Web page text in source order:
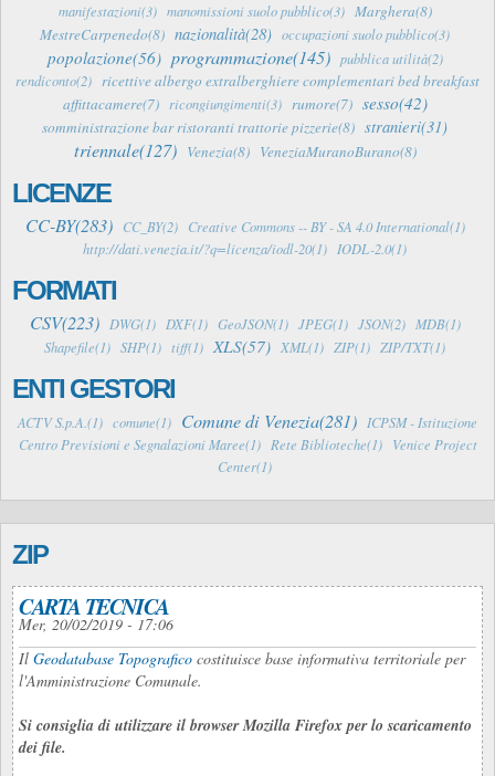
manifestazioni(3) manomissioni suolo pubblico(3) Marghera(8)
MestreCarpenedo(8) nazionalità(28) occupazioni suolo pubblico(3)
popolazione(56) programmazione(145) pubblica utilità(2)
rendiconto(2) ricettive albergo extralberghiere complementari bed breakfast
affittacamere(7)
ricongiungimenti(3) rumore(7) sesso(42)
somministrazione bar ristoranti trattorie pizzerie(8) stranieri(31)
triennale(127) Venezia(8) VeneziaMuranoBurano(8)
LICENZE
CC-BY(283) CC_BY(2)
Creative Commons -- BY - SA 4.0 International(1)
http://dati.venezia.it/?q=licenza/iodl-20(1)
IODL-2.0(1)
FORMATI
CSV(223) DWG(1) DXF(1) GeoJSON(1) JPEG(1) JSON(2)
MDB(1)
Shapefile(1) SHP(1) tiff(1) XLS(57) XML(1) ZIP(1) ZIP/TXT(1)
ENTI GESTORI
ACTV S.p.A.(1) comune(1) Comune di Venezia(281)
ICPSM - Istituzione
Centro Previsioni e Segnalazioni Maree(1)
Rete Biblioteche(1)
Venice Project
Center(1)
ZIP
CARTA TECNICA
Mer, 20/02/2019 - 17:06
Il Geodatabase Topografico costituisce base informativa territoriale per
l'Amministrazione Comunale.
Si consiglia di utilizzare il browser Mozilla Firefox per lo scaricamento
dei file.